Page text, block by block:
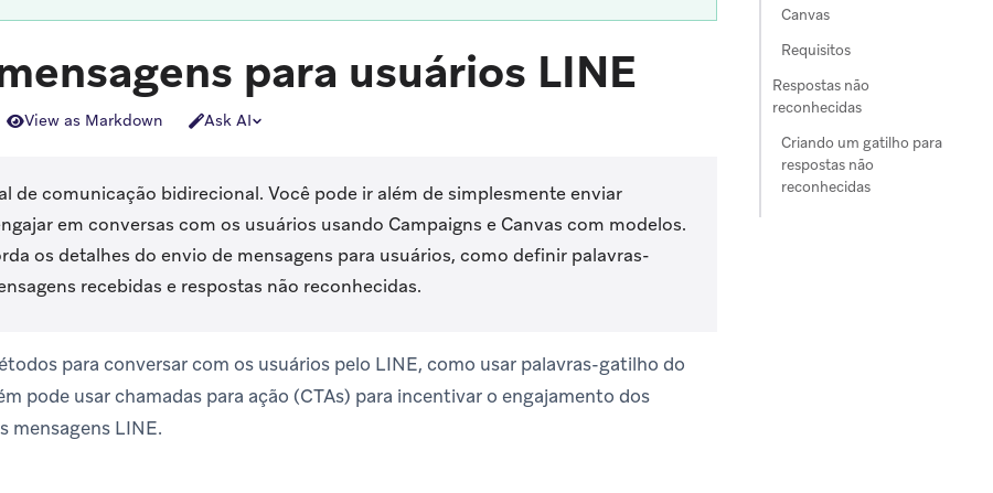
para usuários LINE
View as Markdown Ask AI
de comunicação bidirecional. Você pode ir além de simplesmente enviar
em conversas com os usuários usando Campaigns e Canvas com modelos.
os detalhes do envio de mensagens para usuários, como definir palavras-
recebidas e respostas não reconhecidas.
para conversar com os usuários pelo LINE, como usar palavras-gatilho do
pode usar chamadas para ação (CTAs) para incentivar o engajamento dos
mensagens LINE.
Canvas
Requisitos
Respostas não
reconhecidas
Criando um gatilho para
respostas não
reconhecidas